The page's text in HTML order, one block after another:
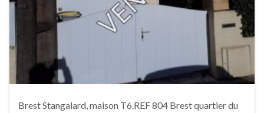
Brest Stangalard, maison T6.REF 804 Brest quartier du